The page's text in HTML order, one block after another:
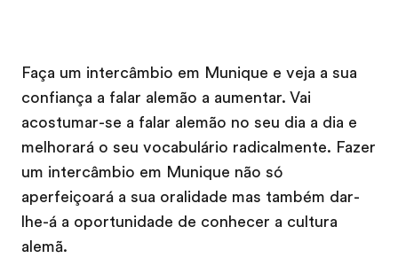
Carreiras
Junte-se a nós
Faça um intercâmbio em Munique e veja a sua
confiança a falar alemão a aumentar. Vai
acostumar-se a falar alemão no seu dia a dia e
melhorará o seu vocabulário radicalmente. Fazer
um intercâmbio em Munique não só
aperfeiçoará a sua oralidade mas também dar-
lhe-á a oportunidade de conhecer a cultura
alemã.